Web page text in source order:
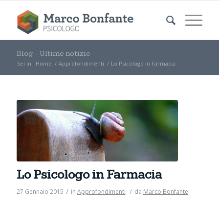
Blog - Ultime notizie
Sei in: Home / Approfondimenti / Lo Psicologo in Farmacia
Lo Psicologo in Farmacia
27 Gennaio 2015 / in Approfondimenti / da Marco Bonfante